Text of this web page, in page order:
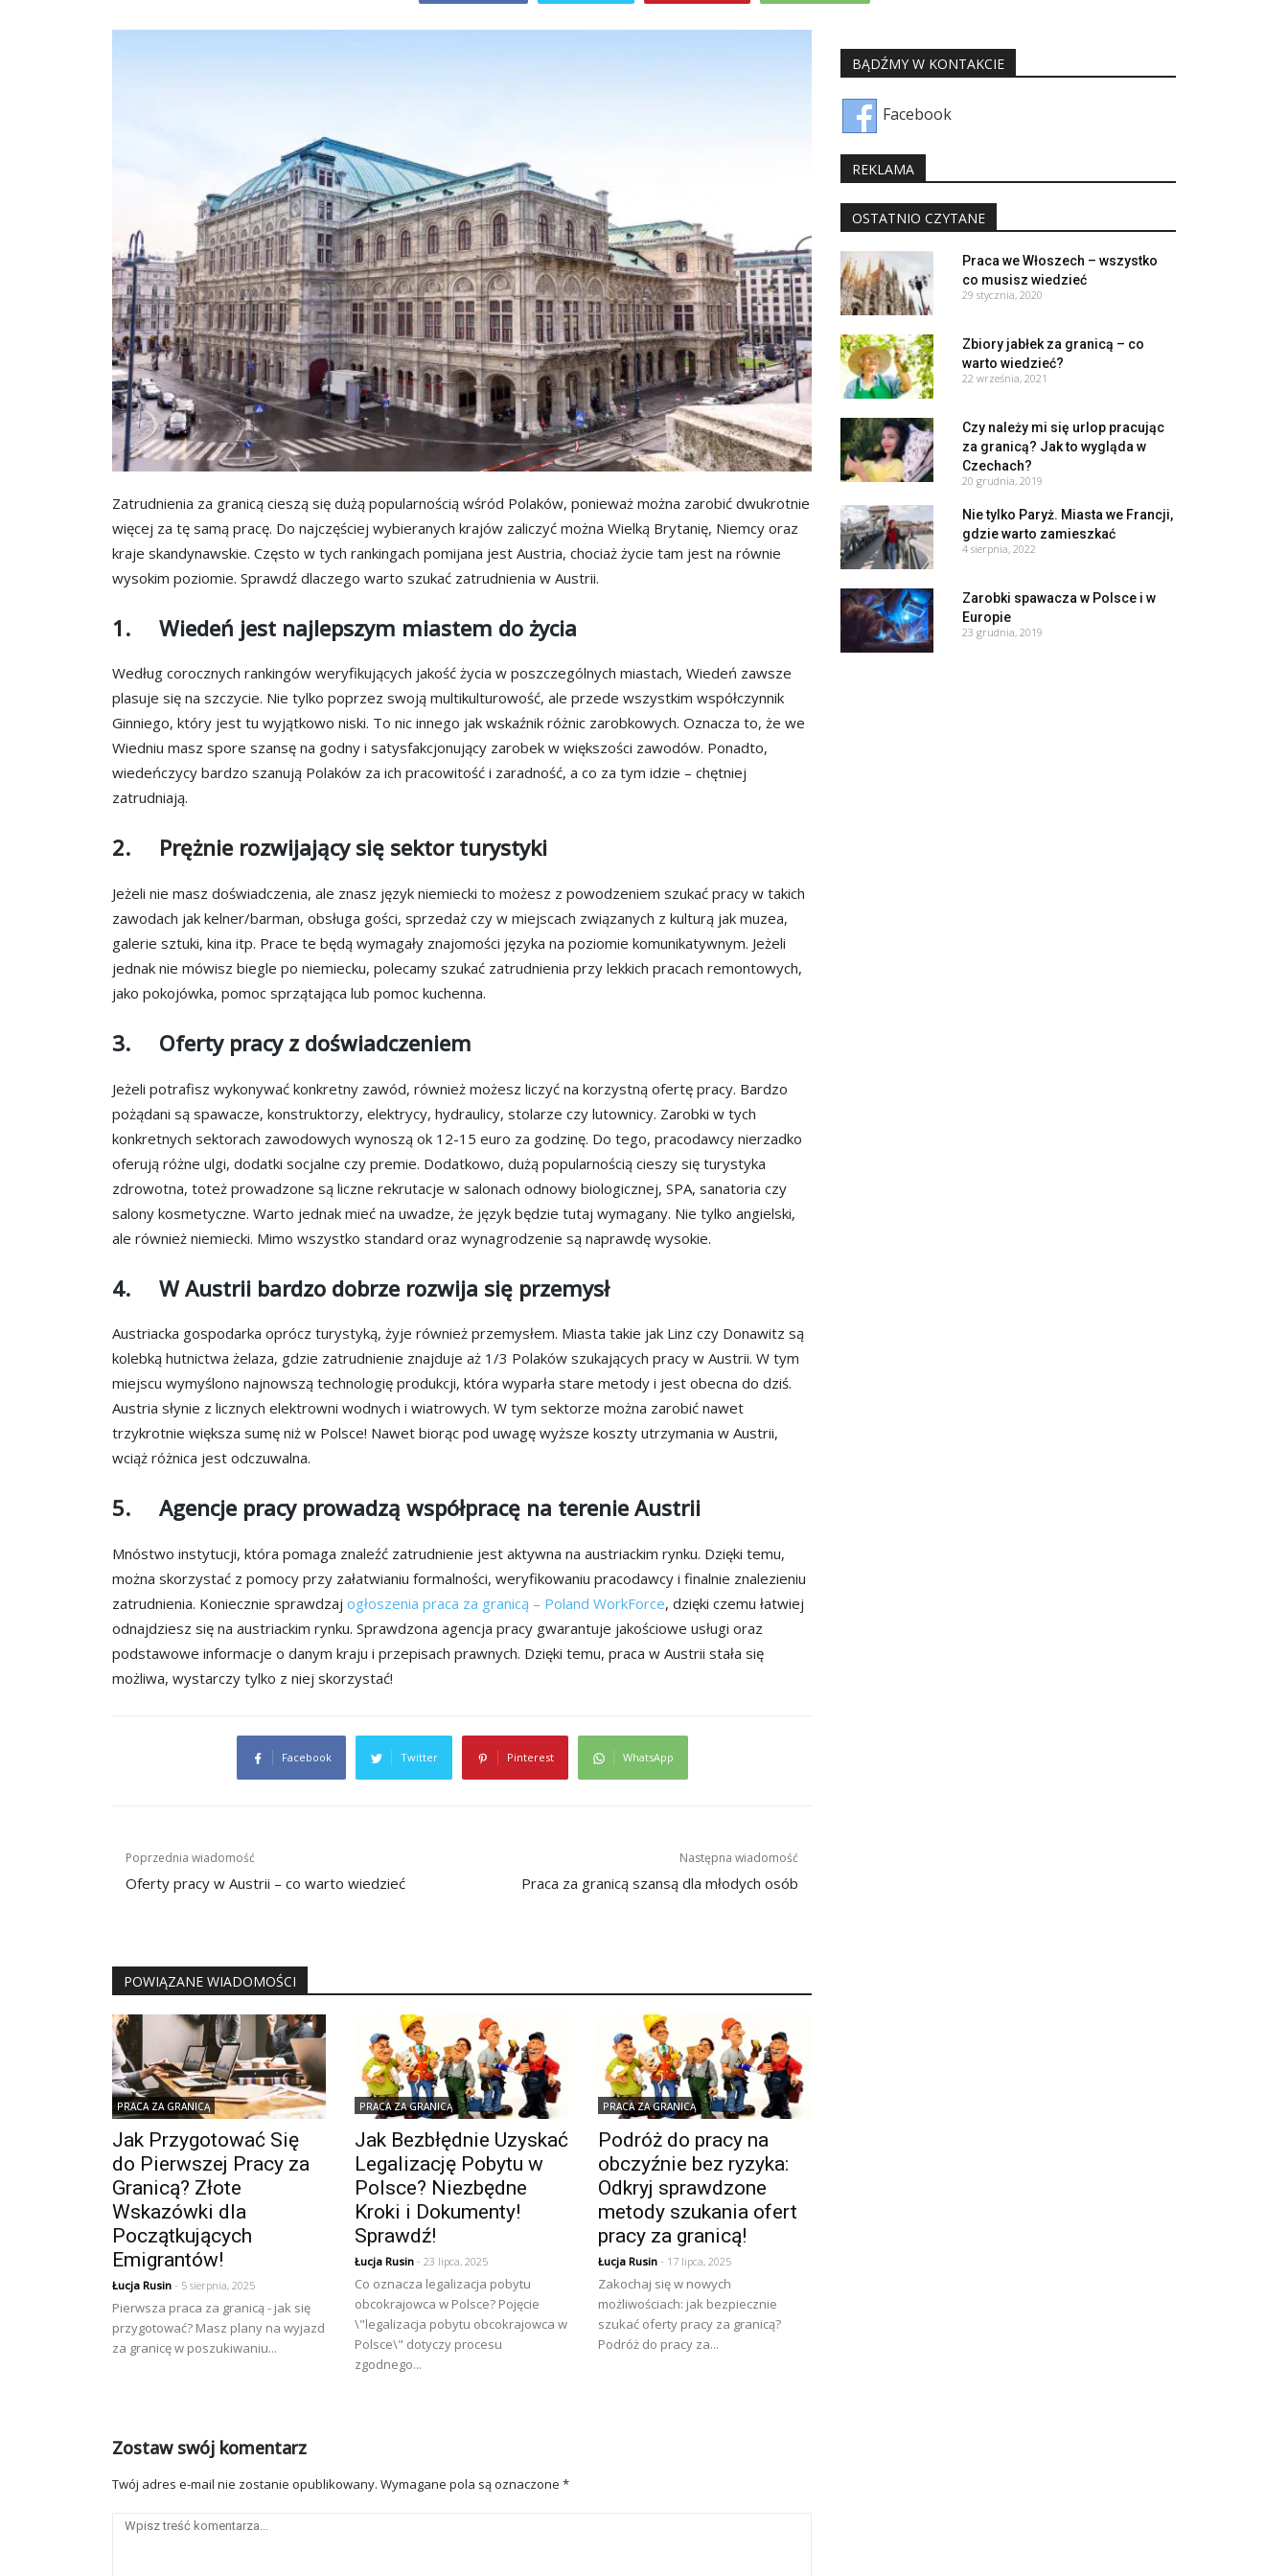
Zatrudnienia za granicą cieszą się dużą popularnością wśród Polaków, ponieważ można zarobić dwukrotnie
więcej za tę samą pracę. Do najczęściej wybieranych krajów zaliczyć można Wielką Brytanię, Niemcy oraz
kraje skandynawskie. Często w tych rankingach pomijana jest Austria, chociaż życie tam jest na równie
wysokim poziomie. Sprawdź dlaczego warto szukać zatrudnienia w Austrii.
1. Wiedeń jest najlepszym miastem do życia
Według corocznych rankingów weryfikujących jakość życia w poszczególnych miastach, Wiedeń zawsze
plasuje się na szczycie. Nie tylko poprzez swoją multikulturowość, ale przede wszystkim współczynnik
Ginniego, który jest tu wyjątkowo niski. To nic innego jak wskaźnik różnic zarobkowych. Oznacza to, że we
Wiedniu masz spore szansę na godny i satysfakcjonujący zarobek w większości zawodów. Ponadto,
wiedeńczycy bardzo szanują Polaków za ich pracowitość i zaradność, a co za tym idzie – chętniej
zatrudniają.
2. Prężnie rozwijający się sektor turystyki
Jeżeli nie masz doświadczenia, ale znasz język niemiecki to możesz z powodzeniem szukać pracy w takich
zawodach jak kelner/barman, obsługa gości, sprzedaż czy w miejscach związanych z kulturą jak muzea,
galerie sztuki, kina itp. Prace te będą wymagały znajomości języka na poziomie komunikatywnym. Jeżeli
jednak nie mówisz biegle po niemiecku, polecamy szukać zatrudnienia przy lekkich pracach remontowych,
jako pokojówka, pomoc sprzątająca lub pomoc kuchenna.
3. Oferty pracy z doświadczeniem
Jeżeli potrafisz wykonywać konkretny zawód, również możesz liczyć na korzystną ofertę pracy. Bardzo
pożądani są spawacze, konstruktorzy, elektrycy, hydraulicy, stolarze czy lutownicy. Zarobki w tych
konkretnych sektorach zawodowych wynoszą ok 12-15 euro za godzinę. Do tego, pracodawcy nierzadko
oferują różne ulgi, dodatki socjalne czy premie. Dodatkowo, dużą popularnością cieszy się turystyka
zdrowotna, toteż prowadzone są liczne rekrutacje w salonach odnowy biologicznej, SPA, sanatoria czy
salony kosmetyczne. Warto jednak mieć na uwadze, że język będzie tutaj wymagany. Nie tylko angielski,
ale również niemiecki. Mimo wszystko standard oraz wynagrodzenie są naprawdę wysokie.
4. W Austrii bardzo dobrze rozwija się przemysł
Austriacka gospodarka oprócz turystyką, żyje również przemysłem. Miasta takie jak Linz czy Donawitz są
kolebką hutnictwa żelaza, gdzie zatrudnienie znajduje aż 1/3 Polaków szukających pracy w Austrii. W tym
miejscu wymyślono najnowszą technologię produkcji, która wyparła stare metody i jest obecna do dziś.
Austria słynie z licznych elektrowni wodnych i wiatrowych. W tym sektorze można zarobić nawet
trzykrotnie większa sumę niż w Polsce! Nawet biorąc pod uwagę wyższe koszty utrzymania w Austrii,
wciąż różnica jest odczuwalna.
5. Agencje pracy prowadzą współpracę na terenie Austrii
Mnóstwo instytucji, która pomaga znaleźć zatrudnienie jest aktywna na austriackim rynku. Dzięki temu,
można skorzystać z pomocy przy załatwianiu formalności, weryfikowaniu pracodawcy i finalnie znalezieniu
zatrudnienia. Koniecznie sprawdzaj ogłoszenia praca za granicą – Poland WorkForce, dzięki czemu łatwiej
odnajdziesz się na austriackim rynku. Sprawdzona agencja pracy gwarantuje jakościowe usługi oraz
podstawowe informacje o danym kraju i przepisach prawnych. Dzięki temu, praca w Austrii stała się
możliwa, wystarczy tylko z niej skorzystać!
Facebook Twitter Pinterest WhatsApp
Nawigacja
wpisu
Poprzednia wiadomość
Oferty pracy w Austrii – co warto wiedzieć
Następna wiadomość
Praca za granicą szansą dla młodych osób
POWIĄZANE WIADOMOŚCI
PRACA ZA GRANICĄ
Jak Przygotować Się
do Pierwszej Pracy za
Granicą? Złote
Wskazówki dla
Początkujących
Emigrantów!
Łucja Rusin - 5 sierpnia, 2025
Pierwsza praca za granicą - jak się
przygotować? Masz plany na wyjazd
za granicę w poszukiwaniu...
PRACA ZA GRANICĄ
Jak Bezbłędnie Uzyskać
Legalizację Pobytu w
Polsce? Niezbędne
Kroki i Dokumenty!
Sprawdź!
Łucja Rusin - 23 lipca, 2025
Co oznacza legalizacja pobytu
obcokrajowca w Polsce? Pojęcie
\"legalizacja pobytu obcokrajowca w
Polsce\" dotyczy procesu
zgodnego...
PRACA ZA GRANICĄ
Podróż do pracy na
obczyźnie bez ryzyka:
Odkryj sprawdzone
metody szukania ofert
pracy za granicą!
Łucja Rusin- 17 lipca, 2025
Zakochaj się w nowych
możliwościach: jak bezpiecznie
szukać oferty pracy za granicą?
Podróż do pracy za...
Zostaw swój komentarz
Twój adres e-mail nie zostanie opublikowany. Wymagane pola są oznaczone *
BĄDŹMY W KONTAKCIE
Facebook
REKLAMA
OSTATNIO CZYTANE
Praca we Włoszech – wszystko
co musisz wiedzieć
29 stycznia, 2020
Zbiory jabłek za granicą – co
warto wiedzieć?
22 września, 2021
Czy należy mi się urlop pracując
za granicą? Jak to wygląda w
Czechach?
20 grudnia, 2019
Nie tylko Paryż. Miasta we Francji,
gdzie warto zamieszkać
4 sierpnia, 2022
Zarobki spawacza w Polsce i w
Europie
23 grudnia, 2019